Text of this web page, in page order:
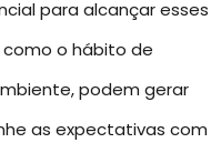
para alcançar esses
como o hábito de
podem gerar
as expectativas com